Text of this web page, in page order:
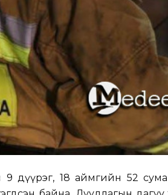
9 дүүрэг, 18 аймгийн 52